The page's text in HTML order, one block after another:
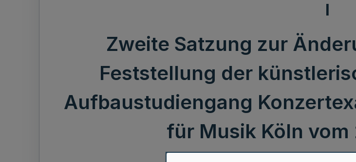
I
Zweite Satzung zur
Feststellung der
Aufbaustudiengang
für Musik Köln